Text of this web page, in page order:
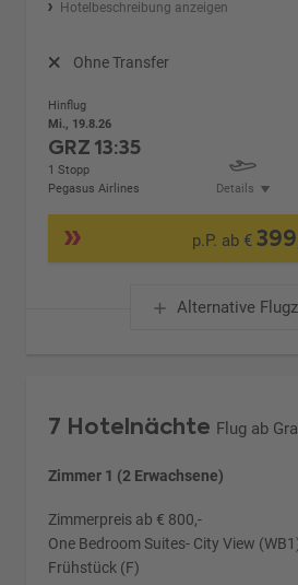
Hotelbeschreibung anzeigen
Ohne Transfer
Hinflug
Mi., 19.8.26
GRZ13:35
1 Stopp
Pegasus Airlines
Details
p.P. ab €
Alternative
7 Hotelnächte Flug ab
Zimmer 1 (2 Erwachsene)
Zimmerpreis ab € 800,-
One Bedroom Suites- City View
Frühstück (F)